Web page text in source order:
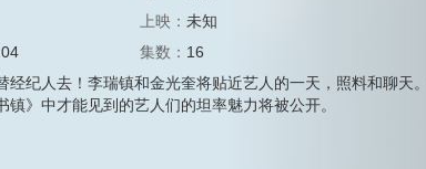
上映： 未知
集数： 16
经纪人去！李瑞镇和金光奎将贴近艺人的一天，照料和聊天
镇》中才能见到的艺人们的坦率魅力将被公开。